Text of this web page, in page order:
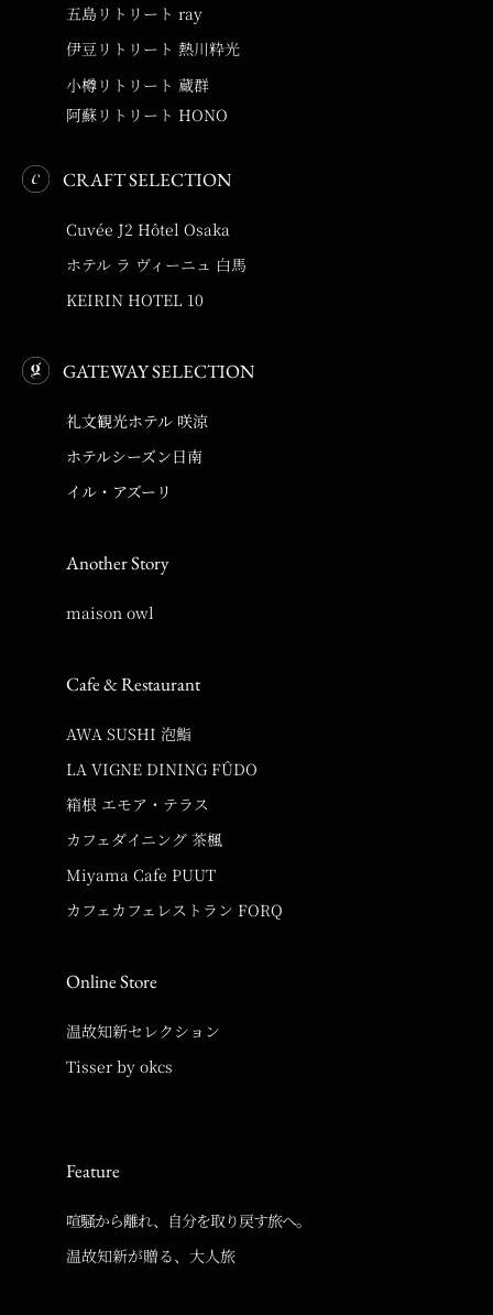
五島リトリート ray
伊豆リトリート 熱川粋光
小樽リトリート 蔵群
阿蘇リトリート HONO
CRAFT SELECTION
Cuvée J2 Hôtel Osaka
ホテル ラ ヴィーニュ 白馬
KEIRIN HOTEL 10
GATEWAY SELECTION
礼文観光ホテル 咲涼
ホテルシーズン日南
イル・アズーリ
Another Story
maison owl
Cafe & Restaurant
AWA SUSHI 泡鮨
LA VIGNE DINING FÛDO
箱根 エモア・テラス
カフェダイニング 茶楓
Miyama Cafe PUUT
カフェカフェレストラン FORQ
Online Store
温故知新セレクション
Tisser by okcs
Feature
喧騒から離れ、自分を取り戻す旅へ。
温故知新が贈る、大人旅